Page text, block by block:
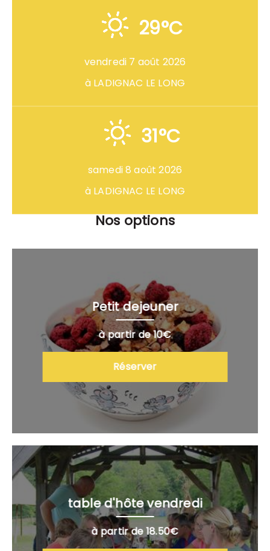
29°C
vendredi 7 août 2026
à LADIGNAC LE LONG
31°C
samedi 8 août 2026
à LADIGNAC LE LONG
Nos options
Petit dejeuner
à partir de 10€
Réserver
table d'hôte vendredi
à partir de 18.50€